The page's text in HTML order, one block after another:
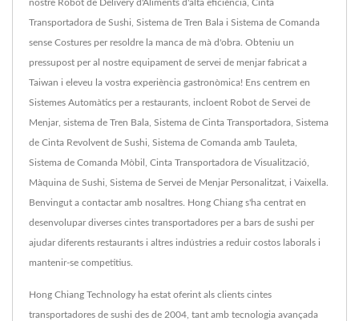
nostre Robot de Delivery d'Aliments d'alta eficiència, Cinta
Transportadora de Sushi, Sistema de Tren Bala i Sistema de Comanda
sense Costures per resoldre la manca de mà d'obra. Obteniu un
pressupost per al nostre equipament de servei de menjar fabricat a
Taiwan i eleveu la vostra experiència gastronòmica! Ens centrem en
Sistemes Automàtics per a restaurants, incloent Robot de Servei de
Menjar, sistema de Tren Bala, Sistema de Cinta Transportadora, Sistema
de Cinta Revolvent de Sushi, Sistema de Comanda amb Tauleta,
Sistema de Comanda Mòbil, Cinta Transportadora de Visualització,
Màquina de Sushi, Sistema de Servei de Menjar Personalitzat, i Vaixella.
Benvingut a contactar amb nosaltres. Hong Chiang s'ha centrat en
desenvolupar diverses cintes transportadores per a bars de sushi per
ajudar diferents restaurants i altres indústries a reduir costos laborals i
mantenir-se competitius.
Hong Chiang Technology ha estat oferint als clients cintes
transportadores de sushi des de 2004, tant amb tecnologia avançada